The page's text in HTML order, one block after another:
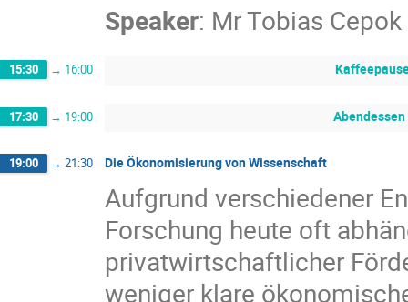
Speaker: MrTobias Cepok
15:30 → 16:00
17:30 → 19:00 Abendessen
19:00 → 21:30 Die Ökonomisierung von Wissenschaft
Aufgrund verschiedener
Forschung heute oft
privatwirtschaftlicher
weniger klare